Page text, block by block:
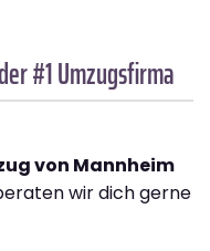
#1 Umzugsfirma
von Mannheim
wir dich gerne